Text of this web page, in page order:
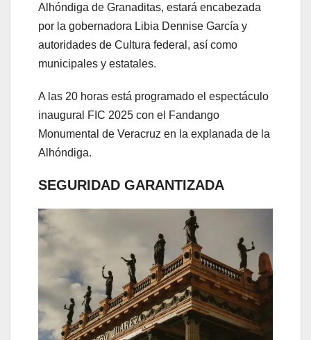
Alhóndiga de Granaditas, estará encabezada
por la gobernadora Libia Dennise García y
autoridades de Cultura federal, así como
municipales y estatales.
A las 20 horas está programado el espectáculo
inaugural FIC 2025 con el Fandango
Monumental de Veracruz en la explanada de la
Alhóndiga.
SEGURIDAD GARANTIZADA